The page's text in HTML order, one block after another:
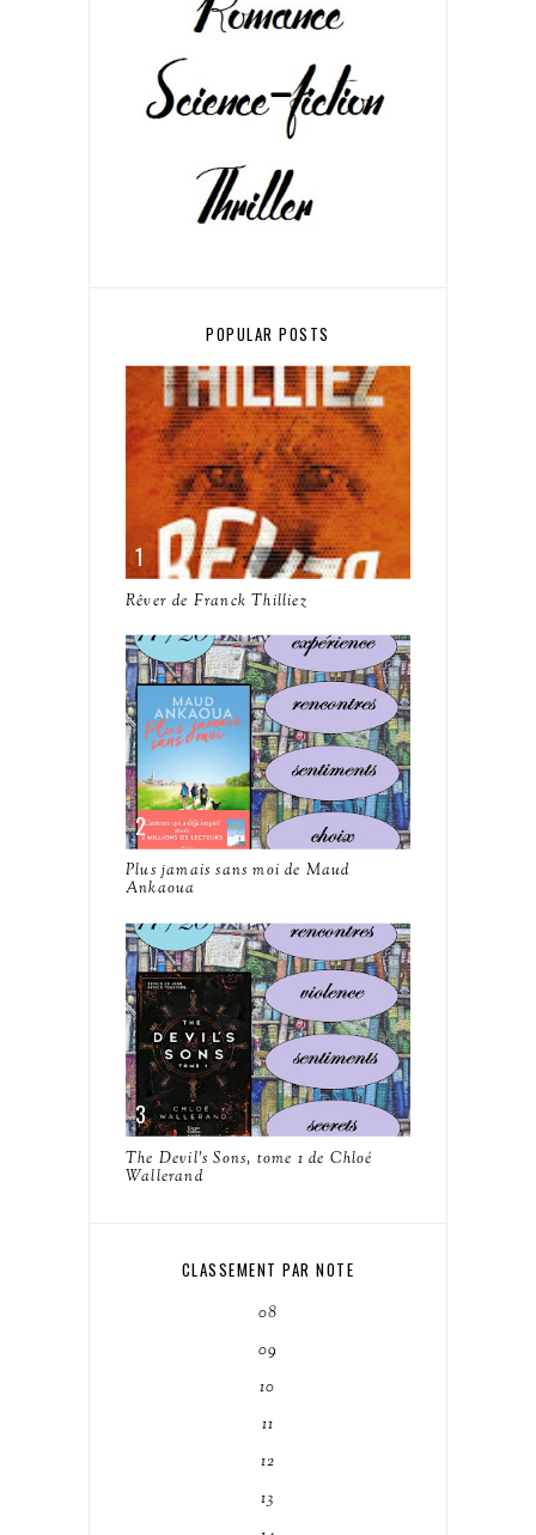
POPULAR POSTS
Rêver de Franck Thilliez
Plus jamais sans moi de Maud
Ankaoua
The Devil's Sons, tome 1 de Chloé
Wallerand
CLASSEMENT PAR NOTE
08
09
10
11
12
13